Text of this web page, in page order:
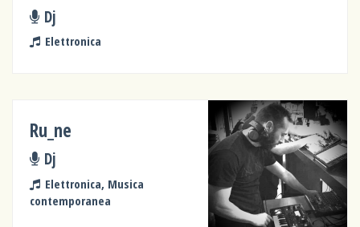
Dj
Elettronica
Ru_ne
Dj
Elettronica, Musica
contemporanea